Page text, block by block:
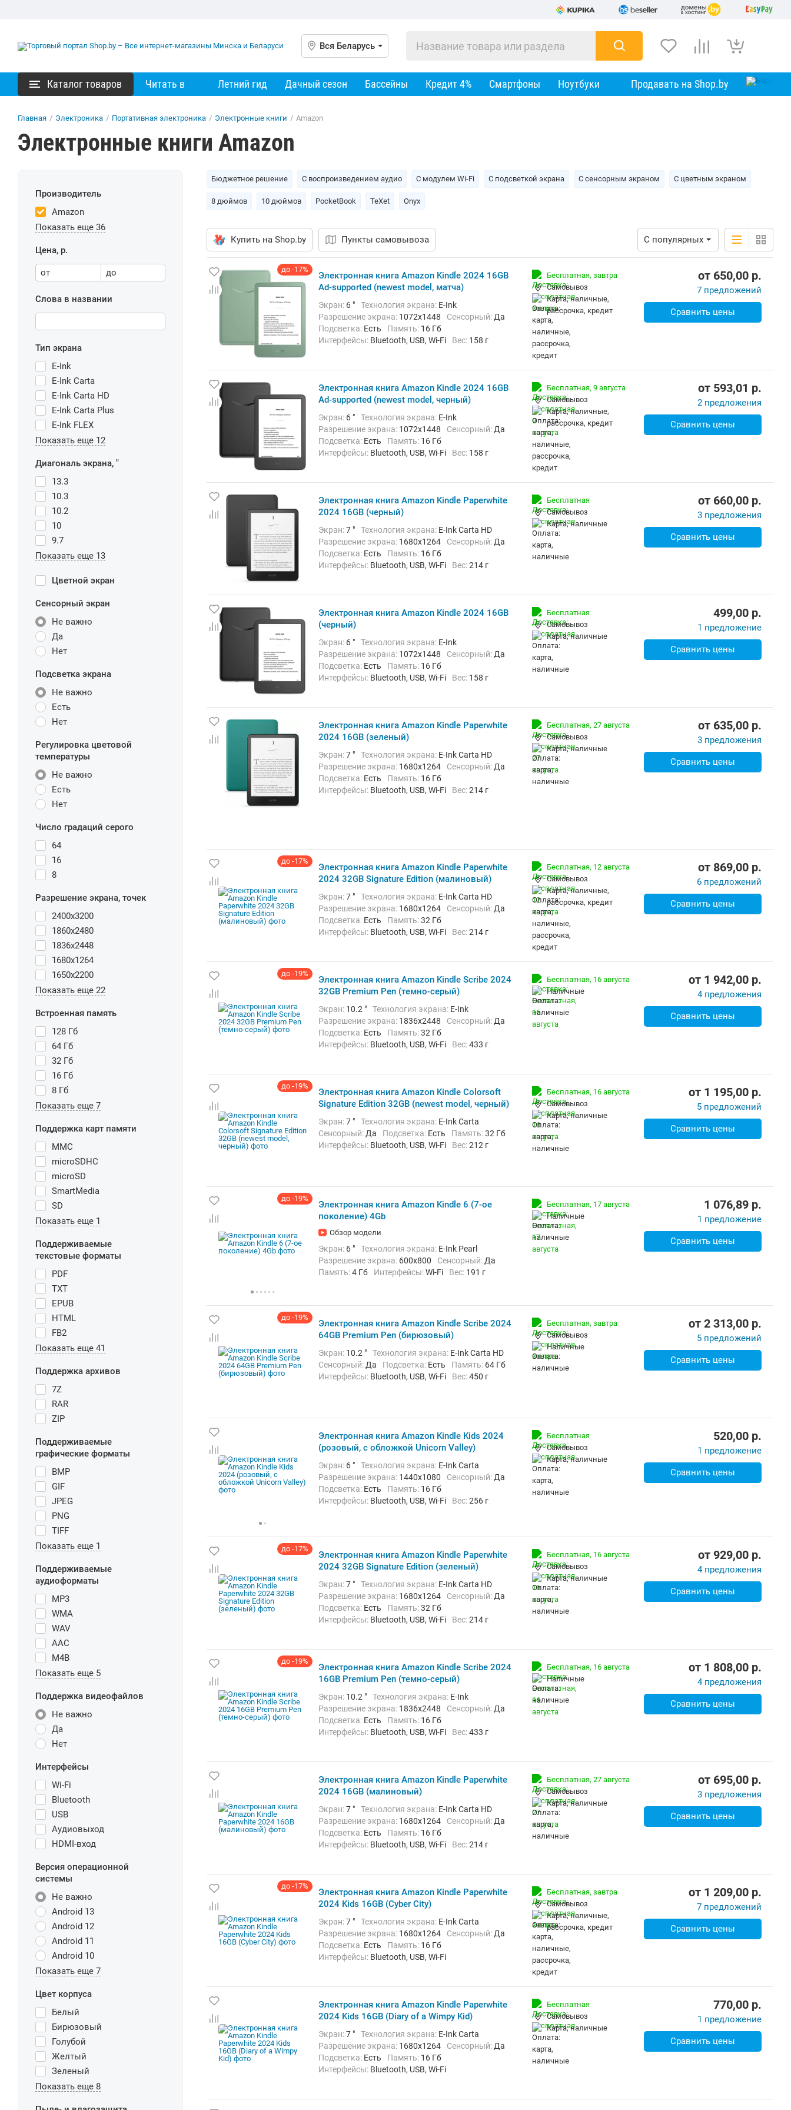
Вся Беларусь
Каталог товаров Читать в Летний гид Дачный сезон Бассейны Кредит 4% Смартфоны Ноутбуки Продавать на Shop.by
Главная / Электроника / Портативная электроника / Электронные книги / Amazon
Электронные книги Amazon
Производитель
Amazon
Показать еще 36
Цена, р.
от до
Слова в названии
Тип экрана
E-Ink
E-Ink Carta
E-Ink Carta HD
E-Ink Carta Plus
E-Ink FLEX
Показать еще 12
Диагональ экрана, "
13.3
10.3
10.2
10
9.7
Показать еще 13
Цветной экран
Сенсорный экран
Не важно
Да
Нет
Подсветка экрана
Не важно
Есть
Нет
Регулировка цветовой
температуры
Не важно
Есть
Нет
Число градаций серого
64
16
8
Разрешение экрана, точек
2400x3200
1860x2480
1836x2448
1680x1264
1650x2200
Показать еще 22
Встроенная память
128 Гб
64 Гб
32 Гб
16 Гб
8 Гб
Показать еще 7
Поддержка карт памяти
MMC
microSDHC
microSD
SmartMedia
SD
Показать еще 1
Поддерживаемые
текстовые форматы
PDF
TXT
EPUB
HTML
FB2
Показать еще 41
Поддержка архивов
7Z
RAR
ZIP
Поддерживаемые
графические форматы
BMP
GIF
JPEG
PNG
TIFF
Показать еще 1
Поддерживаемые
аудиоформаты
MP3
WMA
WAV
AAC
M4B
Показать еще 5
Поддержка видеофайлов
Не важно
Да
Нет
Интерфейсы
Wi-Fi
Bluetooth
USB
Аудиовыход
HDMI-вход
Версия операционной
системы
Не важно
Android 13
Android 12
Android 11
Android 10
Показать еще 7
Цвет корпуса
Белый
Бирюзовый
Голубой
Желтый
Зеленый
Показать еще 8
Бюджетное решение С воспроизведением аудио С модулем Wi-Fi С подсветкой экрана С сенсорным экраном С цветным экраном
8 дюймов 10 дюймов PocketBook TeXet Onyx
Купить на Shop.by Пункты самовывоза С популярных
до -17%
Электронная книга Amazon Kindle 2024 16GB
Ad-supported (newest model, матча)
Экран: 6 " Технология экрана: E-Ink
Разрешение экрана: 1072х1448 Сенсорный: Да
Подсветка: Есть Память: 16 Гб
Интерфейсы: Bluetooth, USB, Wi-Fi Вес: 158 г
Бесплатная, завтра
Самовывоз
карта, наличные,
рассрочка, кредит
от 650,00 p.
7 предложений
Сравнить цены
Электронная книга Amazon Kindle 2024 16GB
Ad-supported (newest model, черный)
Экран: 6 " Технология экрана: E-Ink
Разрешение экрана: 1072х1448 Сенсорный: Да
Подсветка: Есть Память: 16 Гб
Интерфейсы: Bluetooth, USB, Wi-Fi Вес: 158 г
Бесплатная, 9 августа
Самовывоз
карта, наличные,
рассрочка, кредит
от 593,01 p.
2 предложения
Сравнить цены
Электронная книга Amazon Kindle Paperwhite
2024 16GB (черный)
Экран:7 " Технология экрана: E-Ink Carta HD
Разрешение экрана: 1680x1264 Сенсорный: Да
Подсветка: Есть Память: 16 Гб
Интерфейсы: Bluetooth, USB, Wi-Fi Вес:214 г
Бесплатная
Самовывоз
карта, наличные
от 660,00 p.
3 предложения
Сравнить цены
Электронная книга Amazon Kindle 2024 16GB
(черный)
Экран: 6 " Технология экрана: E-Ink
Разрешение экрана: 1072х1448 Сенсорный: Да
Подсветка: Есть Память: 16 Гб
Интерфейсы: Bluetooth, USB, Wi-Fi Вес: 158 г
Бесплатная
Самовывоз
карта, наличные
499,00 p.
1 предложение
Сравнить цены
Электронная книга Amazon Kindle Paperwhite
2024 16GB (зеленый)
Экран:7 " Технология экрана: E-Ink Carta HD
Разрешение экрана: 1680x1264 Сенсорный: Да
Подсветка: Есть Память: 16 Гб
Интерфейсы: Bluetooth, USB, Wi-Fi Вес:214 г
Бесплатная, 27 августа
Самовывоз
карта, наличные
от 635,00 p.
3 предложения
Сравнить цены
до -17%
Электронная книга Amazon Kindle Paperwhite
2024 32GB Signature Edition (малиновый)
Экран:7 " Технология экрана: E-Ink Carta HD
Разрешение экрана: 1680x1264 Сенсорный: Да
Подсветка: Есть Память:32 Гб
Интерфейсы: Bluetooth, USB, Wi-Fi Вес:214 г
Бесплатная, 12 августа
Самовывоз
карта, наличные,
рассрочка, кредит
от 869,00 p.
6 предложений
Сравнить цены
до -19%
Электронная книга Amazon Kindle Scribe 2024
32GB Premium Pen (темно-серый)
Экран: 10.2 " Технология экрана: E-Ink
Разрешение экрана: 1836x2448 Сенсорный: Да
Подсветка: Есть Память:32 Гб
Интерфейсы: Bluetooth, USB, Wi-Fi Вес:433 г
Бесплатная, 16 августа
наличные
от 1 942,00 p.
4 предложения
Сравнить цены
до -19%
Электронная книга Amazon Kindle Colorsoft
Signature Edition 32GB (newest model, черный)
Экран:7 " Технология экрана: E-Ink Carta
Сенсорный: Да Подсветка: Есть Память:32 Гб
Интерфейсы: Bluetooth, USB, Wi-Fi Вес:212 г
Бесплатная, 16 августа
Самовывоз
карта, наличные
от 1 195,00 p.
5 предложений
Сравнить цены
до -19%
Электронная книга Amazon Kindle 6 (7-ое
поколение) 4Gb
Обзор модели
Экран: 6 " Технология экрана: E-Ink Pearl
Разрешение экрана: 600x800 Сенсорный: Да
Память:4 Гб Интерфейсы:Wi-Fi Вес: 191 г
Бесплатная, 17 августа
наличные
1 076,89 p.
1 предложение
Сравнить цены
до -19%
Электронная книга Amazon Kindle Scribe 2024
64GB Premium Pen (бирюзовый)
Экран: 10.2 " Технология экрана: E-Ink Carta HD
Сенсорный: Да Подсветка: Есть Память: 64 Гб
Интерфейсы: Bluetooth, USB, Wi-Fi Вес:450 г
Бесплатная, завтра
Самовывоз
наличные
от 2 313,00 p.
5 предложений
Сравнить цены
Электронная книга Amazon Kindle Kids 2024
(розовый, с обложкой Unicorn Valley)
Экран: 6 " Технология экрана: E-Ink Carta
Разрешение экрана: 1440x1080 Сенсорный: Да
Подсветка: Есть Память: 16 Гб
Интерфейсы: Bluetooth, USB, Wi-Fi Вес:256 г
Бесплатная
Самовывоз
карта, наличные
520,00 p.
1 предложение
Сравнить цены
до -17%
Электронная книга Amazon Kindle Paperwhite
2024 32GB Signature Edition (зеленый)
Экран:7 " Технология экрана: E-Ink Carta HD
Разрешение экрана: 1680x1264 Сенсорный: Да
Подсветка: Есть Память:32 Гб
Интерфейсы: Bluetooth, USB, Wi-Fi Вес:214 г
Бесплатная, 16 августа
Самовывоз
карта, наличные
от 929,00 p.
4 предложения
Сравнить цены
до -19%
Электронная книга Amazon Kindle Scribe 2024
16GB Premium Pen (темно-серый)
Экран: 10.2 " Технология экрана: E-Ink
Разрешение экрана: 1836x2448 Сенсорный: Да
Подсветка: Есть Память: 16 Гб
Интерфейсы: Bluetooth, USB, Wi-Fi Вес:433 г
Бесплатная, 16 августа
наличные
от 1 808,00 p.
4 предложения
Сравнить цены
Электронная книга Amazon Kindle Paperwhite
2024 16GB (малиновый)
Экран:7 " Технология экрана: E-Ink Carta HD
Разрешение экрана: 1680x1264 Сенсорный: Да
Подсветка: Есть Память: 16 Гб
Интерфейсы: Bluetooth, USB, Wi-Fi Вес:214 г
Бесплатная, 27 августа
Самовывоз
карта, наличные
от 695,00 p.
3 предложения
Сравнить цены
до -17%
Электронная книга Amazon Kindle Paperwhite
2024 Kids 16GB (Cyber City)
Экран:7 " Технология экрана: E-Ink Carta
Разрешение экрана: 1680x1264 Сенсорный: Да
Подсветка: Есть Память: 16 Гб
Интерфейсы: Bluetooth, USB, Wi-Fi
Бесплатная, завтра
Самовывоз
карта, наличные,
рассрочка, кредит
от 1 209,00 p.
7 предложений
Сравнить цены
Электронная книга Amazon Kindle Paperwhite
2024 Kids 16GB (Diary of a Wimpy Kid)
Экран:7 " Технология экрана: E-Ink Carta
Разрешение экрана: 1680x1264 Сенсорный: Да
Подсветка: Есть Память: 16 Гб
Интерфейсы: Bluetooth, USB, Wi-Fi
Бесплатная
Самовывоз
карта, наличные
770,00 p.
1 предложение
Сравнить цены